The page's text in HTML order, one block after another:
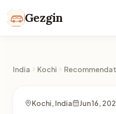
Gezgin
India Kochi
Kochi, India Jun 16,